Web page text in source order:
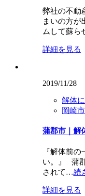
弊社の不動
まいの方が
ムして蘇
詳細を見る
2019/11/28
解体
岡崎市
蒲郡市｜解
『解体前
い。』 蒲
されて…続
詳細を見る